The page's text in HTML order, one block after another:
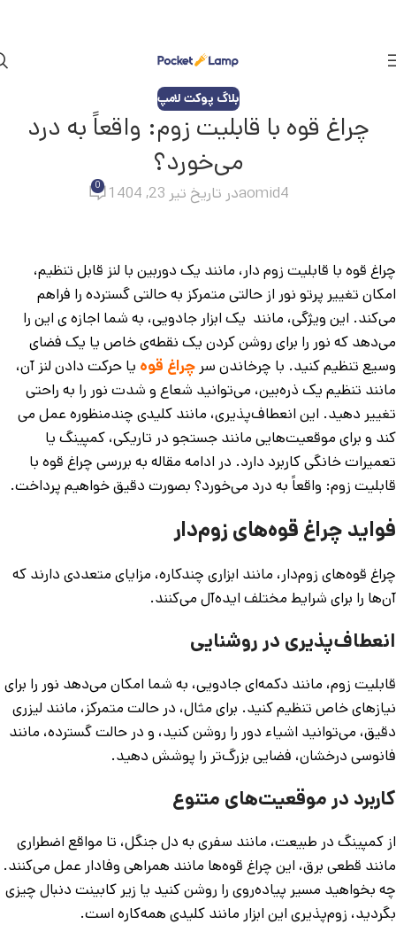
بلاگ پوکت لامپ
چراغ قوه با قابلیت زوم: واقعاً به درد
می‌خورد؟
aomid4در تاریخ تیر 23, 1404 0
چراغ قوه با قابلیت زوم دار، مانند یک دوربین با لنز قابل تنظیم،
امکان تغییر پرتو نور از حالتی متمرکز به حالتی گسترده را فراهم
می‌کند. این ویژگی، مانند یک ابزار جادویی، به شما اجازه ی این را
می‌دهد که نور را برای روشن کردن یک نقطه‌ی خاص یا یک فضای
وسیع تنظیم کنید. با چرخاندن سر چراغ قوه یا حرکت دادن لنز آن،
مانند تنظیم یک ذره‌بین، می‌توانید شعاع و شدت نور را به راحتی
تغییر دهید. این انعطاف‌پذیری، مانند کلیدی چندمنظوره عمل می
کند و برای موقعیت‌هایی مانند جستجو در تاریکی، کمپینگ یا
تعمیرات خانگی کاربرد دارد. در ادامه مقاله به بررسی چراغ قوه با
قابلیت زوم: واقعاً به درد می‌خورد؟ بصورت دقیق خواهیم پرداخت.
فواید چراغ قوه‌های زوم‌دار
چراغ قوه‌های زوم‌دار، مانند ابزاری چندکاره، مزایای متعددی دارند که
آن‌ها را برای شرایط مختلف ایده‌آل می‌کنند.
انعطاف‌پذیری در روشنایی
قابلیت زوم، مانند دکمه‌ای جادویی، به شما امکان می‌دهد نور را برای
نیازهای خاص تنظیم کنید. برای مثال، در حالت متمرکز، مانند لیزری
دقیق، می‌توانید اشیاء دور را روشن کنید، و در حالت گسترده، مانند
فانوسی درخشان، فضایی بزرگ‌تر را پوشش دهید.
کاربرد در موقعیت‌های متنوع
از کمپینگ در طبیعت، مانند سفری به دل جنگل، تا مواقع اضطراری
مانند قطعی برق، این چراغ قوه‌ها مانند همراهی وفادار عمل می‌کنند.
چه بخواهید مسیر پیاده‌روی را روشن کنید یا زیر کابینت دنبال چیزی
بگردید، زوم‌پذیری این ابزار مانند کلیدی همه‌کاره است.